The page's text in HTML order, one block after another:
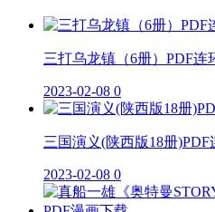
三打乌龙镇（6册）PDF连
2023-02-08 0
三国演义(陕西版18册)PDF
2023-02-08 0